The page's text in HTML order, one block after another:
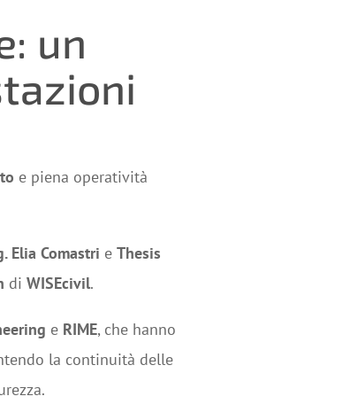
un
e piena operatività
Elia Comastri e Thesis
di WISEcivil.
e RIME, che hanno
la continuità delle